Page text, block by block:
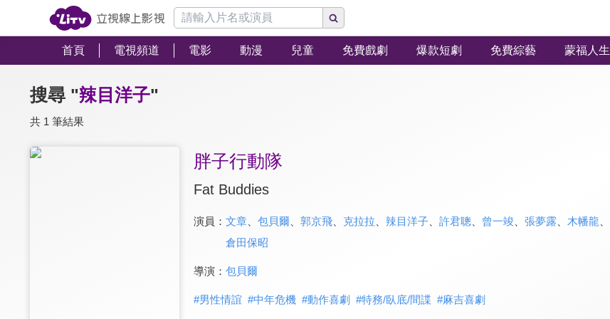
首頁 電視頻道 電影 動漫 兒童 免費戲劇 爆款短劇 免費綜藝 蒙福人生
搜尋 "辣目洋子"
共 1 筆結果
胖子行動隊
Fat Buddies
演員： 文章、 包貝爾、 郭京飛、 克拉拉 辣目洋子、 許君聰 曾一竣 張夢露 木幡龍
倉田保昭
導演： 包貝爾
#男性情誼 #中年危機 #動作喜劇 #特務/臥底/間諜 #麻吉喜劇